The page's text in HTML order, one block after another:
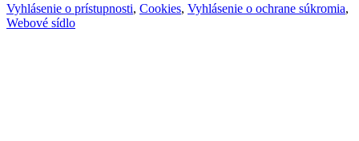
Vyhlásenie o prístupnosti, Cookies, Vyhlásenie o ochrane súkromia,
Webové sídlo